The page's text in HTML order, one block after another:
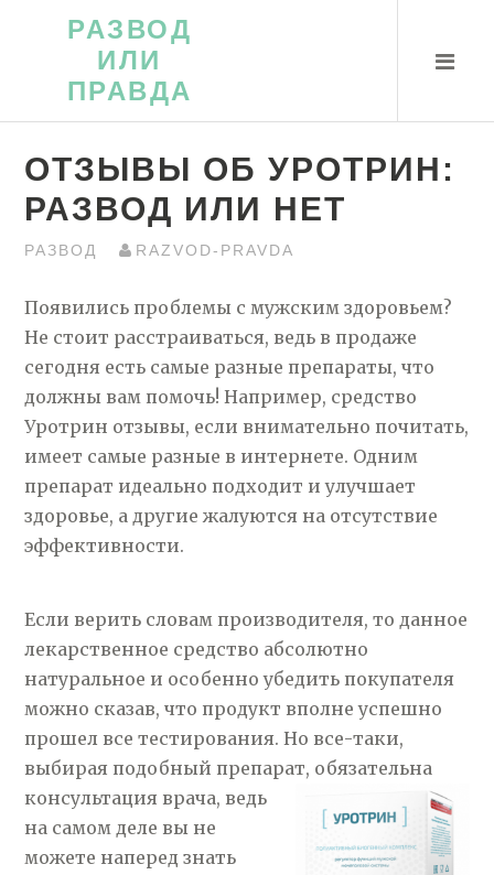
РАЗВОД
ИЛИ
ПРАВДА
ОТЗЫВЫ ОБ УРОТРИН:
РАЗВОД ИЛИ НЕТ
РАЗВОД RAZVOD-PRAVDA
Появились проблемы с мужским здоровьем?
Не стоит расстраиваться, ведь в продаже
сегодня есть самые разные препараты, что
должны вам помочь! Например, средство
Уротрин отзывы, если внимательно почитать,
имеет самые разные в интернете. Одним
препарат идеально подходит и улучшает
здоровье, а другие жалуются на отсутствие
эффективности.
Если верить словам производителя, то данное
лекарственное средство абсолютно
натуральное и особенно убедить покупателя
можно сказав, что продукт вполне успешно
прошел все тестирования. Но все-таки,
выбирая подобный препарат, обязательна
консультация врача, ведь
на самом деле вы не
можете наперед знать